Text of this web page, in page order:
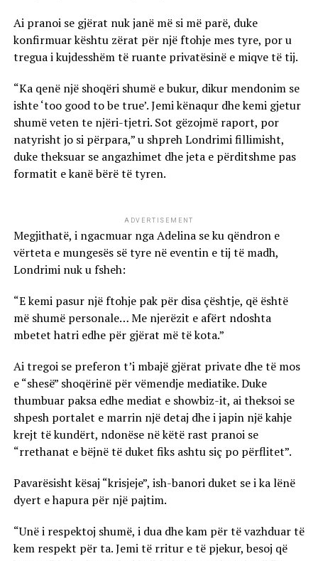
Ai pranoi se gjërat nuk janë më si më parë, duke
konfirmuar kështu zërat për një ftohje mes tyre, por u
tregua i kujdesshëm të ruante privatësinë e miqve të tij.
“Ka qenë një shoqëri shumë e bukur, dikur mendonim se
ishte ‘too good to be true’. Jemi kënaqur dhe kemi gjetur
shumë veten te njëri-tjetri. Sot gëzojmë raport, por
natyrisht jo si përpara,” u shpreh Londrimi fillimisht,
duke theksuar se angazhimet dhe jeta e përditshme pas
formatit e kanë bërë të tyren.
ADVERTISEMENT
Megjithatë, i ngacmuar nga Adelina se ku qëndron e
vërteta e mungesës së tyre në eventin e tij të madh,
Londrimi nuk u fsheh:
“E kemi pasur një ftohje pak për disa çështje, që është
më shumë personale… Me njerëzit e afërt ndoshta
mbetet hatri edhe për gjërat më të kota.”
Ai tregoi se preferon t’i mbajë gjërat private dhe të mos
e “shesë” shoqërinë për vëmendje mediatike. Duke
thumbuar paksa edhe mediat e showbiz-it, ai theksoi se
shpesh portalet e marrin një detaj dhe i japin një kahje
krejt të kundërt, ndonëse në këtë rast pranoi se
“rrethanat e bëjnë të duket fiks ashtu siç po përflitet”.
Pavarësisht kësaj “krisjeje”, ish-banori duket se i ka lënë
dyert e hapura për një pajtim.
“Unë i respektoj shumë, i dua dhe kam për të vazhduar të
kem respekt për ta. Jemi të rritur e të pjekur, besoj që